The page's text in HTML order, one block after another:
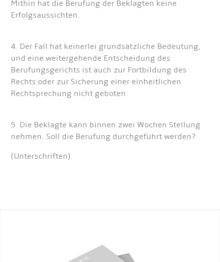
Mithin hat die Berufung der Beklagten keine
Erfolgsaussichten.
4. Der Fall hat keinerlei grundsätzliche Bedeutung,
und eine weitergehende Entscheidung des
Berufungsgerichts ist auch zur Fortbildung des
Rechts oder zur Sicherung einer einheitlichen
Rechtsprechung nicht geboten.
5. Die Beklagte kann binnen zwei Wochen Stellung
nehmen. Soll die Berufung durchgeführt werden?
(Unterschriften)